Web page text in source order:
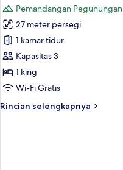
foto
untuk
Kamar
Superior,
pemandangan
gunung
Pemandangan Pegunungan
27 meter persegi
1 kamar tidur
Kapasitas 3
1 king
Wi-Fi Gratis
Rincian selengkapnya
Rincian